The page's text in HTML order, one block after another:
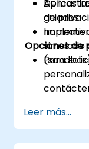
Aplicar
de
guiados.
simulado
Opciones de
Para
Leer más...